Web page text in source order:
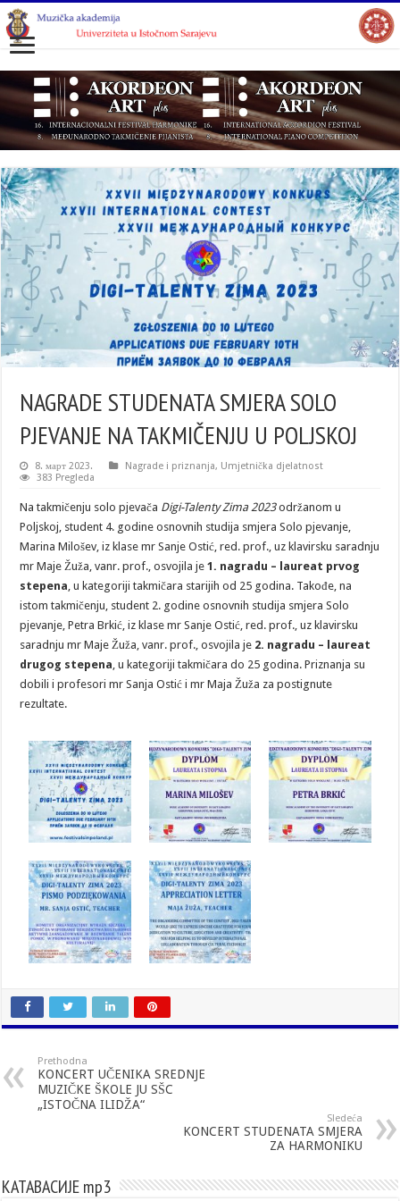
NAGRADE STUDENATA SMJERA SOLO
PJEVANJE NA TAKMIČENJU U POLJSKOJ
8. март 2023. Nagrade i priznanja, Umjetnička djelatnost
383 Pregleda
Na takmičenju solo pjevača Digi-Talenty Zima 2023održanom u
Poljskoj, student 4. godine osnovnih studija smjera Solo pjevanje,
Marina Milošev, iz klase mr Sanje Ostić, red. prof., uz klavirsku saradnju
mr Maje Žuža, vanr. prof., osvojila je1. nagradu – laureat prvog
stepena , u kategoriji takmičara starijih od 25 godina. Takođe, na
istom takmičenju, student 2. godine osnovnih studija smjera Solo
pjevanje, Petra Brkić, iz klase mr Sanje Ostić, red. prof., uz klavirsku
saradnju mr Maje Žuža, vanr. prof., osvojila je 2. nagradu – laureat
drugog stepena , u kategoriji takmičara do 25 godina. Priznanja su
dobili i profesori mr Sanja Ostić i mr Maja Žuža za postignute
rezultate.
Prethodna
KONCERT UČENIKA SREDNJE
MUZIČKE ŠKOLE JU SŠC
„ISTOČNA ILIDŽA“
Sledeća
KONCERT STUDENATA SMJERA
ZA HARMONIKU
КАТАВАСИЈЕ mp3